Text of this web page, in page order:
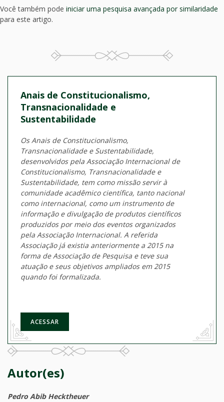
Você também pode iniciar uma pesquisa avançada por similaridade
para este artigo.
Anais de Constitucionalismo,
Transnacionalidade e
Sustentabilidade
Os Anais de Constitucionalismo,
Transnacionalidade e Sustentabilidade,
desenvolvidos pela Associação Internacional de
Constitucionalismo, Transnacionalidade e
Sustentabilidade, tem como missão servir à
comunidade acadêmico científica, tanto nacional
como internacional, como um instrumento de
informação e divulgação de produtos científicos
produzidos por meio dos eventos organizados
pela Associação Internacional. A referida
Associação já existia anteriormente a 2015 na
forma de Associação de Pesquisa e teve sua
atuação e seus objetivos ampliados em 2015
quando foi formalizada.
ACESSAR
Autor(es)
Pedro Abib Hecktheuer